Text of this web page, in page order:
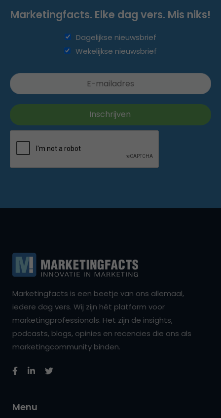
Marketingfacts. Elke dag vers. Mis niks!
Dagelijkse nieuwsbrief
Wekelijkse nieuwsbrief
Marketingfacts is een beetje van ons allemaal,
iedere dag vers. Wij zijn hét platform voor
marketingprofessionals. Het zijn de insights,
podcasts, blogs, opinies en recencies die ons als
marketingcommunity binden.
Menu